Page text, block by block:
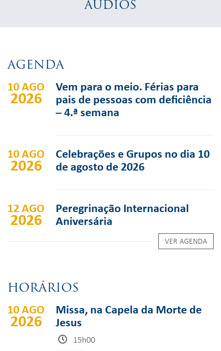
ÁUDIOS
AGENDA
10 AGO
2026
Vem para o meio. Férias para
pais de pessoas com deficiência
– 4.ª semana
10 AGO
2026
Celebrações e Grupos no dia 10
de agosto de 2026
12 AGO
2026
Peregrinação Internacional
Aniversária
VER AGENDA
HORÁRIOS
10 AGO
2026
Missa, na Capela da Morte de
Jesus
15h00